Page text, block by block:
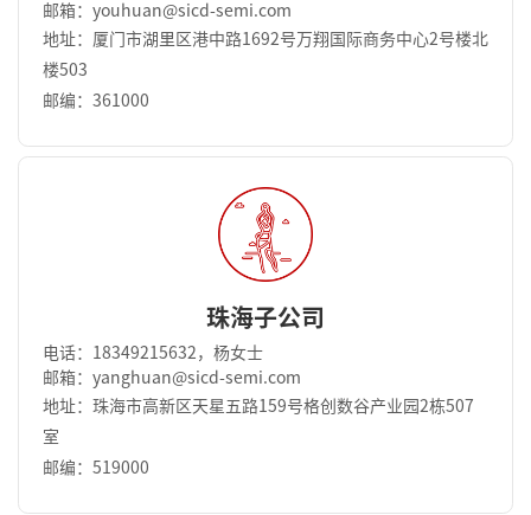
邮箱：youhuan@sicd-semi.com
地址：厦门市湖里区港中路1692号万翔国际商务中⼼2号楼北
楼503
邮编：361000
珠海子公司
电话：18349215632，杨女士
邮箱：yanghuan@sicd-semi.com
地址：珠海市高新区天星五路159号格创数谷产业园2栋507
室
邮编：519000